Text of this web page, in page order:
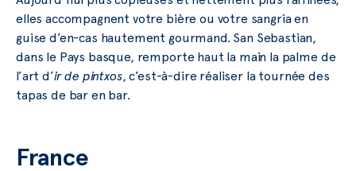
elles accompagnent votre bière ou votre sangria en
guise d’en-cas hautement gourmand. San Sebastian,
dans le Pays basque, remporte haut la main la palme de
l’art d’ir de pintxos, c’est-à-dire réaliser la tournée des
tapas de bar en bar.
France